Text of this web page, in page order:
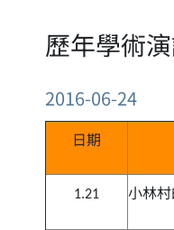
歷年學術
2016-06-24
日期
1.21 小林